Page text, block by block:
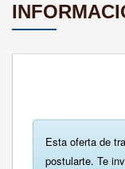
Esta oferta de
postularte. Te